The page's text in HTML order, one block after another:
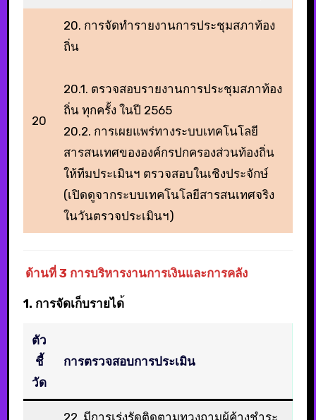
20
20. การจัดทํารายงานการประชุมสภาท้อง
ถิ่น
20.1. ตรวจสอบรายงานการประชุมสภาท้อง
ถิ่น ทุกครั้ง ในปี 2565
20.2. การเผยแพร่ทางระบบเทคโนโลยี
สารสนเทศขององค์กรปกครองส่วนท้องถิ่น
ให้ทีมประเมินฯ ตรวจสอบในเชิงประจักษ์
(เปิดดูจากระบบเทคโนโลยีสารสนเทศจริง
ในวันตรวจประเมินฯ)
ด้านที่ 3 การบริหารงานการเงินและการคลัง
1. การจัดเก็บรายได
ตัว
ชี้
วัด
การตรวจสอบการประเมิน
22. มีการเร่งรัดติดตามทวงถามผู้ค้างชำระ